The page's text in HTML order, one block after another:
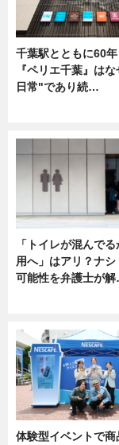
千葉駅とともに60
『ペリエ千葉』は
日常"であり続…
「トイレが混んで
用へ」はアリ？ナシ
可能性を弁護士が
体験型イベントで商